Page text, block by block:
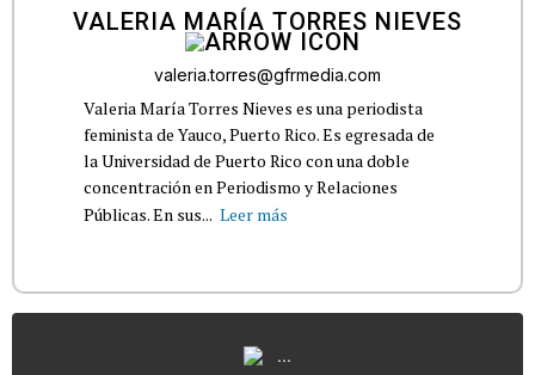
VALERIA MARÍA TORRES NIEVES
valeria.torres@gfrmedia.com
Valeria María Torres Nieves es una periodista
feminista de Yauco, Puerto Rico. Es egresada de
la Universidad de Puerto Rico con una doble
concentración en Periodismo y Relaciones
Públicas. En sus... Leer más
...